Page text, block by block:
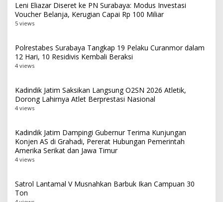
Leni Eliazar Diseret ke PN Surabaya: Modus Investasi
Voucher Belanja, Kerugian Capai Rp 100 Miliar
5 views
Polrestabes Surabaya Tangkap 19 Pelaku Curanmor dalam
12 Hari, 10 Residivis Kembali Beraksi
4 views
Kadindik Jatim Saksikan Langsung O2SN 2026 Atletik,
Dorong Lahirnya Atlet Berprestasi Nasional
4 views
Kadindik Jatim Dampingi Gubernur Terima Kunjungan
Konjen AS di Grahadi, Pererat Hubungan Pemerintah
Amerika Serikat dan Jawa Timur
4 views
Satrol Lantamal V Musnahkan Barbuk Ikan Campuan 30
Ton